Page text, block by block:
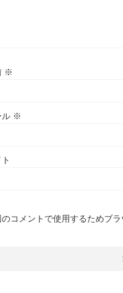
※
ル ※
のコメントで使用するためブ